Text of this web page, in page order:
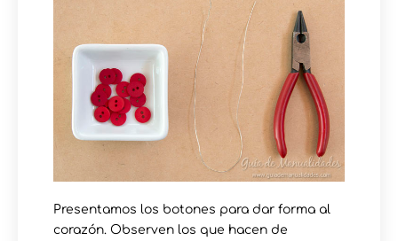
Presentamos los botones para dar forma al
corazón. Observen los que hacen de